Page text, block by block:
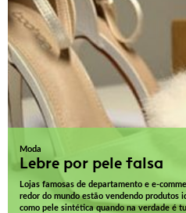
Moda
Lebre por pele falsa
Lojas famosas de departamento e e-
redor do mundo estão vendendo produtos
como pele sintética quando na verdade é